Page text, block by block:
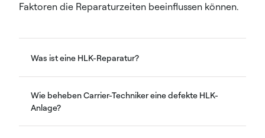
Faktoren die Reparaturzeiten beeinflussen können.
Was ist eine HLK-Reparatur?
Wie beheben Carrier-Techniker eine defekte HLK-
Anlage?